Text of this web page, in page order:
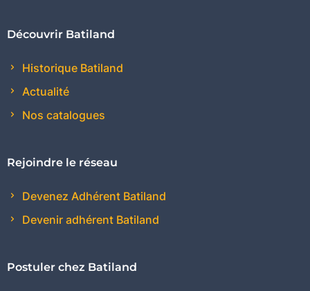
Découvrir Batiland
Historique Batiland
Actualité
Nos catalogues
Rejoindre le réseau
Devenez Adhérent Batiland
Devenir adhérent Batiland
Postuler chez Batiland